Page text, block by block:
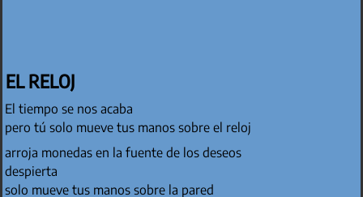
EL RELOJ
El tiempo se nos acaba
pero tú solo mueve tus manos sobre el reloj
arroja monedas en la fuente de los deseos
despierta
solo mueve tus manos sobre la pared